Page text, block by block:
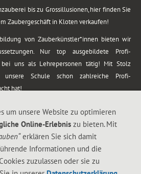
bis zu Grossillusionen, hier finden Sie
Zaubergeschäft in Kloten verkaufen!
von Zauberkünstler*innen bieten wir
Nur top ausgebildete Profi-
bei uns als Lehrepersonen tätig! Mit Stolz
Schule schon zahlreiche Profi-
hat!
Tischzauberei. Lassen Sie sich faszinieren von
angerührt mit sprachlichen Sequenzen,
Illusionen wie Kaninchen, Vasen, Seilen,
um unsere Website zu optimieren
Online-Erlebnis zu bieten. Mit
erklären Sie sich damit
Informationen und die
zuzulassen oder sie zu